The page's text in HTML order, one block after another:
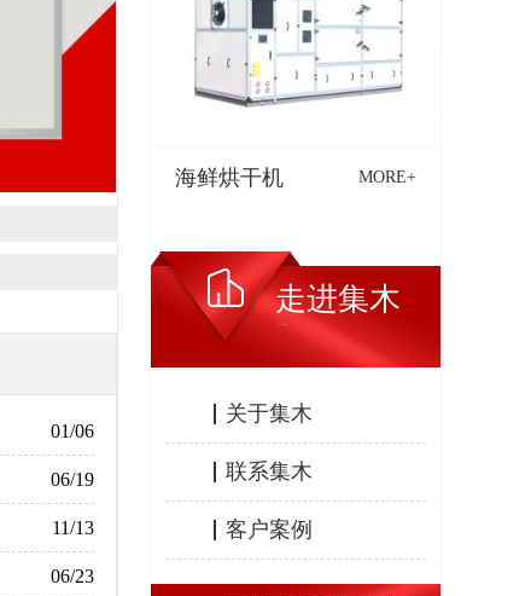
01/06
06/19
11/13
06/23
海鲜烘干机 MORE+
走进集木
关于集木
联系集木
客户案例